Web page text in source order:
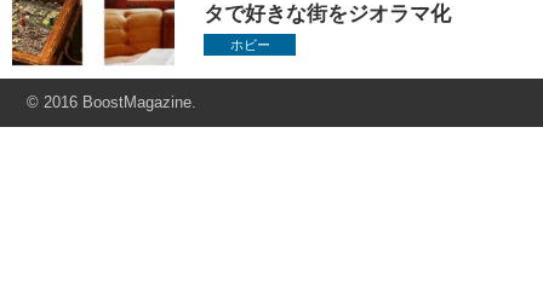
タで好きな街をジオラマ化
ホビー
© 2016 BoostMagazine.